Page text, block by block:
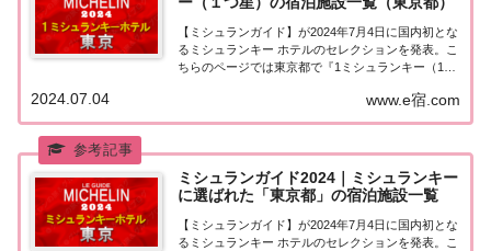
【ミシュランガイド】が2024年7月4日に国内初とな
るミシュランキー ホテルのセレクションを発表。こ
ちらのページでは東京都で『1ミシュランキー（1つ
覧にまとめました。ミシュランガイド2024『1ミシ
ュランキー（1つ星）』の宿泊施設東京...
www.e宿.com
2024.07.04
ミシュランガイド2024｜ミシュランキー
に選ばれた「東京都」の宿泊施設一覧
【ミシュランガイド】が2024年7月4日に国内初とな
るミシュランキー ホテルのセレクションを発表。こ